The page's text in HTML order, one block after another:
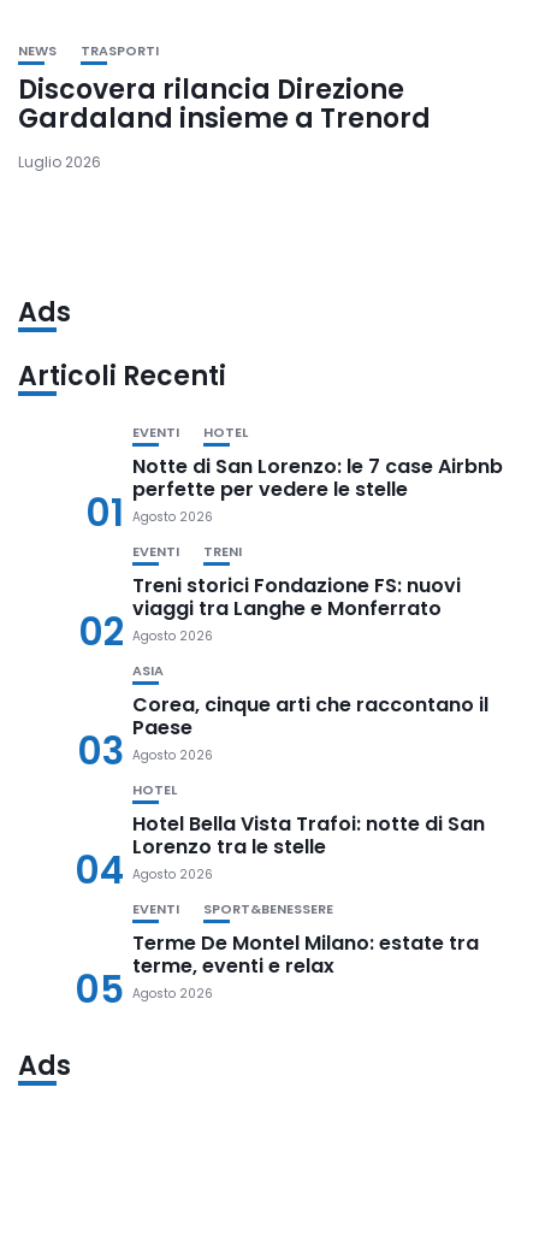
NEWS TRASPORTI
Discovera rilancia Direzione
Gardaland insieme a Trenord
Luglio 2026
Ads
Articoli Recenti
01
EVENTI HOTEL
Notte di San Lorenzo: le 7 case Airbnb
perfette per vedere le stelle
Agosto 2026
02
EVENTI TRENI
Treni storici Fondazione FS: nuovi
viaggi tra Langhe e Monferrato
Agosto 2026
03
ASIA
Corea, cinque arti che raccontano il
Paese
Agosto 2026
04
HOTEL
Hotel Bella Vista Trafoi: notte di San
Lorenzo tra le stelle
Agosto 2026
05
EVENTI SPORT&BENESSERE
Terme De Montel Milano: estate tra
terme, eventi e relax
Agosto 2026
Ads